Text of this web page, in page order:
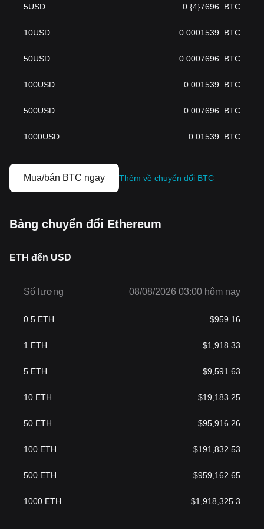
5USD 0.{4}7696 BTC
10USD 0.0001539 BTC
50USD 0.0007696 BTC
100USD 0.001539 BTC
500USD 0.007696 BTC
1000USD 0.01539 BTC
Mua/bán BTC ngay Thêm về chuyển đổi BTC
Bảng chuyển đổi Ethereum
ETH đến USD
Số lượng 08/08/2026 03:00 hôm nay
0.5 ETH $959.16
1 ETH $1,918.33
5 ETH $9,591.63
10 ETH $19,183.25
50 ETH $95,916.26
100 ETH $191,832.53
500 ETH $959,162.65
1000 ETH $1,918,325.3